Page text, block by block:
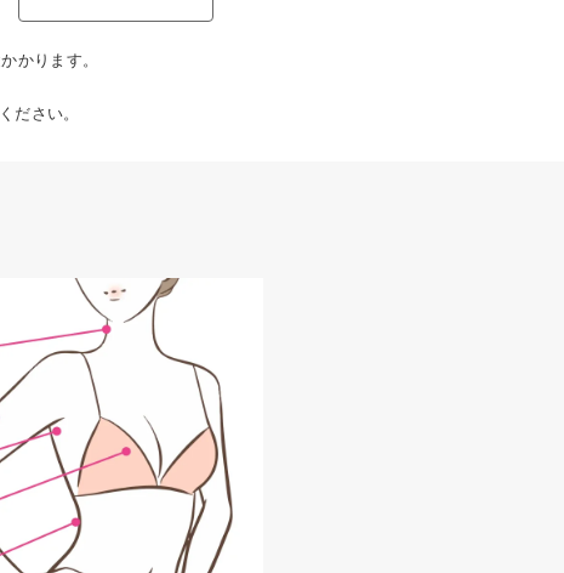
かります。
ださい。